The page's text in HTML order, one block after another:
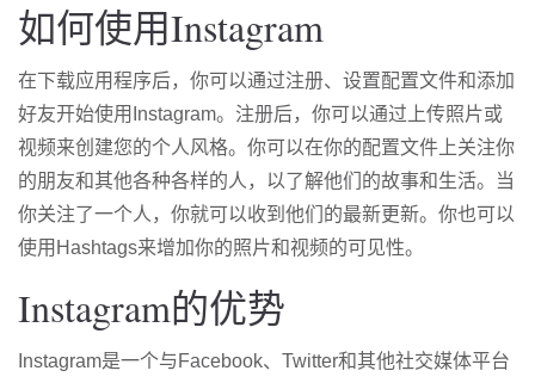
如何使用Instagram
在下载应用程序后，你可以通过注册、设置配置文件和添加
好友开始使用Instagram。注册后，你可以通过上传照片或
视频来创建您的个人风格。你可以在你的配置文件上关注你
的朋友和其他各种各样的人，以了解他们的故事和生活。当
你关注了一个人，你就可以收到他们的最新更新。你也可以
使用Hashtags来增加你的照片和视频的可见性。
Instagram的优势
Instagram是一个与Facebook、Twitter和其他社交媒体平台